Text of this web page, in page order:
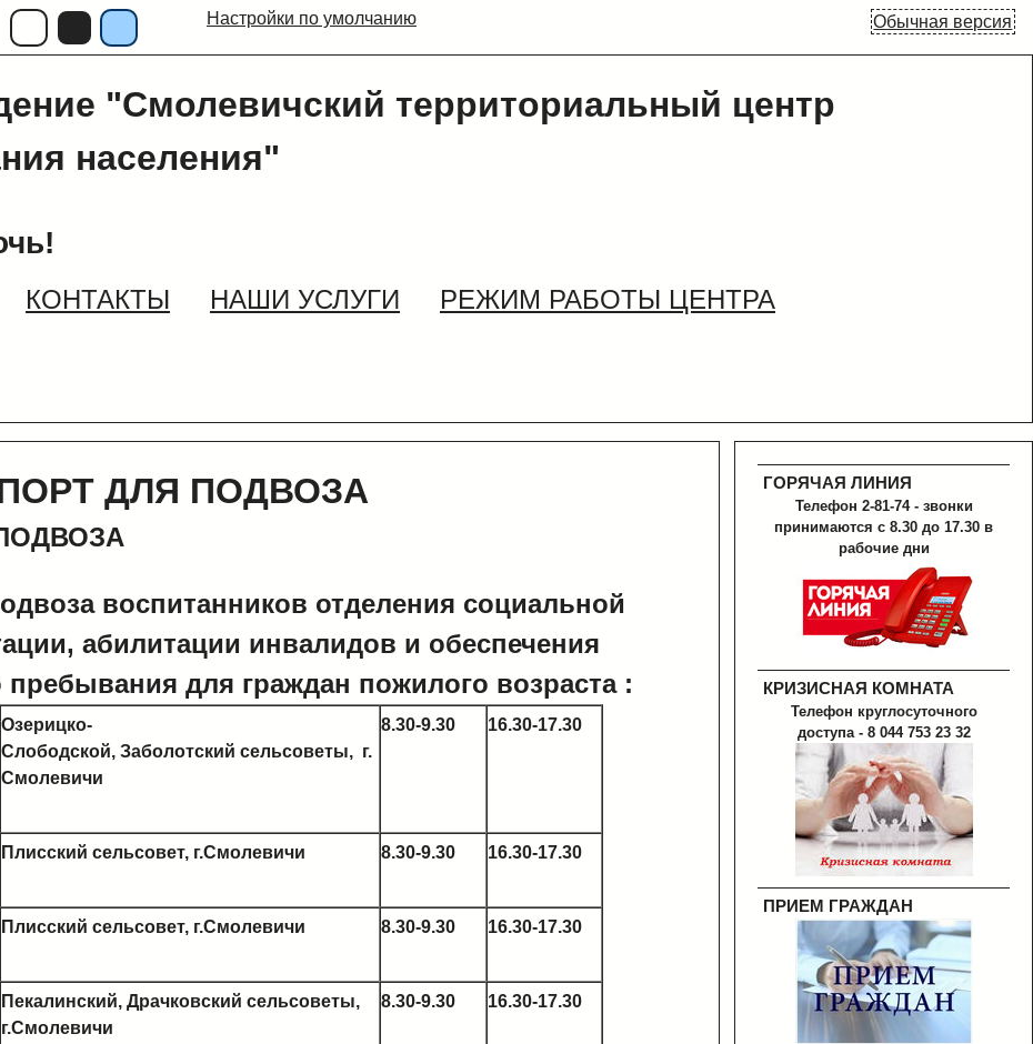
Обычная версия
Настройки по умолчанию
"Смолевичский территориальный центр
населения"
КОНТАКТЫ НАШИ УСЛУГИ РЕЖИМ РАБОТЫ ЦЕНТРА
ДЛЯ ПОДВОЗА
воспитанников отделения социальной
абилитации инвалидов и обеспечения
пребывания для граждан пожилого возраста :
Озерицко-
Слободской,Заболотский сельсоветы, г.
Смолевичи
8.30-9.30 16.30-17.30
Плисский сельсовет, г.Смолевичи 8.30-9.30 16.30-17.30
Плисский сельсовет, г.Смолевичи 8.30-9.30 16.30-17.30
Пекалинский, Драчковский сельсоветы,
г.Смолевичи
8.30-9.30 16.30-17.30
ГОРЯЧАЯ ЛИНИЯ
Телефон 2-81-74 - звонки
принимаются с 8.30 до 17.30 в
рабочие дни
КРИЗИСНАЯ КОМНАТА
Телефон круглосуточного
доступа - 8 044 753 23 32
ПРИЕМ ГРАЖДАН